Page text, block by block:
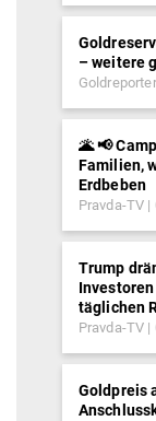
– weitere
Goldreporter
🌋 📢
Familien,
Erdbeben
Pravda-TV
Trump
täglichen
Pravda-TV
Goldpreis